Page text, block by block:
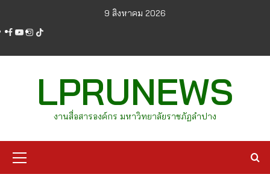
content
9 สิงหาคม 2026
facebook
youtube
instagram
tiktok
LPRUNEWS
งานสื่อสารองค์กร มหาวิทยาลัยราชภัฏลำปาง
Menu